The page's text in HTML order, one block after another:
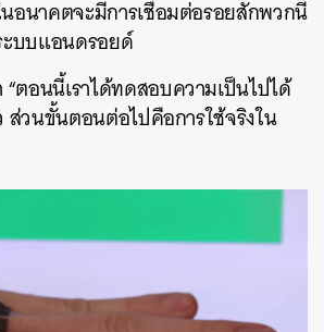
อนาคตจะมีการเชื่อมต่อรอยสักพวกนี้
ะบบแอนดรอยด์
“ตอนนี้เราได้ทดสอบความเป็นไปได้
ส่วนขั้นตอนต่อไปคือการใช้จริงใน